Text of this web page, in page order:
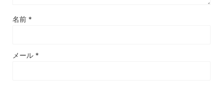
名前 *
メール *